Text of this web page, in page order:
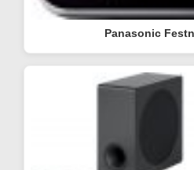
Panasonic